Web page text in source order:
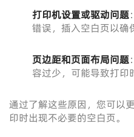
打印机设置或驱动问题
错误，插入空白页以确
页边距和页面布局问题
容过少，可能导致打印
通过了解这些原因，您可以
印时出现不必要的空白页。